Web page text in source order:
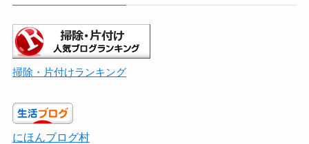
掃除・片付けランキング
にほんブログ村